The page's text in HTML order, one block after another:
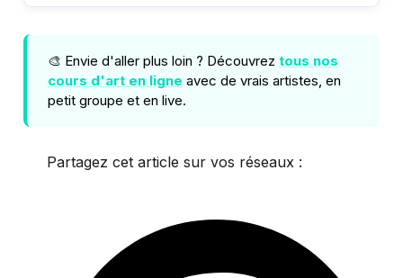
🎨 Envie d'aller plus loin ? Découvrez tous nos
cours d'art en ligne avec de vrais artistes, en
petit groupe et en live.
Partagez cet article sur vos réseaux :